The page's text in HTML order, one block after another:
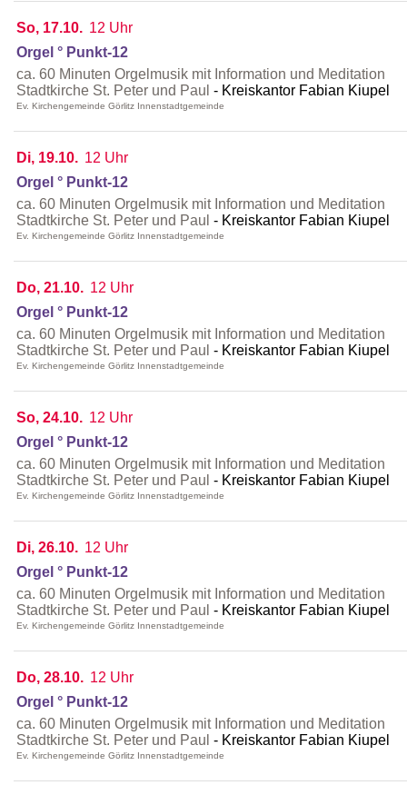
So, 17.10. 12 Uhr
Orgel ° Punkt-12
ca. 60 Minuten Orgelmusik mit Information und Meditation
Stadtkirche St. Peter und Paul
Kreiskantor Fabian Kiupel
Ev. Kirchengemeinde Görlitz Innenstadtgemeinde
Di, 19.10. 12 Uhr
Orgel ° Punkt-12
ca. 60 Minuten Orgelmusik mit Information und Meditation
Stadtkirche St. Peter und Paul
Kreiskantor Fabian Kiupel
Ev. Kirchengemeinde Görlitz Innenstadtgemeinde
Do, 21.10. 12 Uhr
Orgel ° Punkt-12
ca. 60 Minuten Orgelmusik mit Information und Meditation
Stadtkirche St. Peter und Paul
Kreiskantor Fabian Kiupel
Ev. Kirchengemeinde Görlitz Innenstadtgemeinde
So, 24.10. 12 Uhr
Orgel ° Punkt-12
ca. 60 Minuten Orgelmusik mit Information und Meditation
Stadtkirche St. Peter und Paul
Kreiskantor Fabian Kiupel
Ev. Kirchengemeinde Görlitz Innenstadtgemeinde
Di, 26.10. 12 Uhr
Orgel ° Punkt-12
ca. 60 Minuten Orgelmusik mit Information und Meditation
Stadtkirche St. Peter und Paul
Kreiskantor Fabian Kiupel
Ev. Kirchengemeinde Görlitz Innenstadtgemeinde
Do, 28.10. 12 Uhr
Orgel ° Punkt-12
ca. 60 Minuten Orgelmusik mit Information und Meditation
Stadtkirche St. Peter und Paul
Kreiskantor Fabian Kiupel
Ev. Kirchengemeinde Görlitz Innenstadtgemeinde